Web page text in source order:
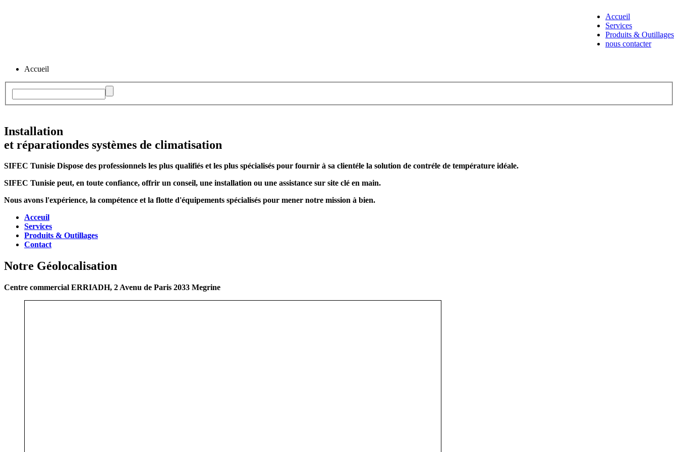
Accueil
Services
Produits & Outillages
nous contacter
Accueil
Installation
et réparationdes systèmes de climatisation
SIFEC Tunisie Dispose des professionnels les plus qualifiés et les plus spécialisés pour fournir à sa clientéle la solution de contréle de température idéale.
SIFEC Tunisie peut, en toute confiance, offrir un conseil, une installation ou une assistance sur site clé en main.
Nous avons l'expérience, la compétence et la flotte d'équipements spécialisés pour mener notre mission à bien.
Acceuil
Services
Produits & Outillages
Contact
Notre Géolocalisation
Centre commercial ERRIADH, 2 Avenu de Paris 2033 Megrine